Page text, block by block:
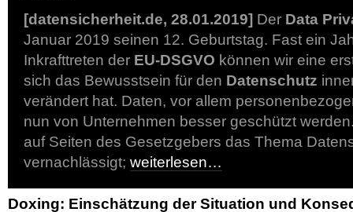
[datensicherheit.de, 28.01.2019] Der Data
Januar 2019 seinen 12. Geburtstag. Fast ein
Inkrafttreten der EU-DSGVO können wir eine
sich das Bewusstsein für den Datenschutz
verändert hat. Daten, vor allem
nun von Unternehmen besser geschützt
auf Seiten des Gesetzgebers das Thema
vernachlässigt; weiterlesen…
Doxing: Einschätzung der Situation und